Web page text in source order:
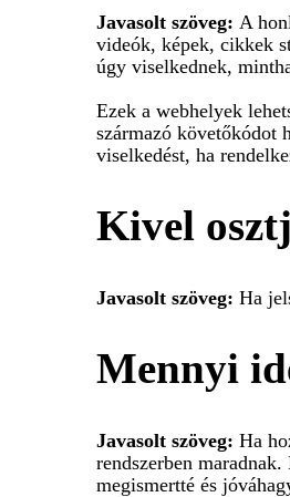
Javasolt szöveg: A
videók, képek, cikkek
úgy viselkednek,
Ezek a webhelyek
származó követőkódot
viselkedést, ha
Kivel
Javasolt szöveg: Ha
Mennyi
Javasolt szöveg: Ha
rendszerben
megismertté és